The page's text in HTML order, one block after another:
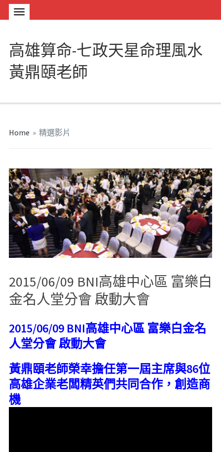
高雄算命-七政天星命理風水
黃鼎頤老師
Home » 精選影片
2015/06/09 BNI高雄中心區 富樂白
金名人堂分會 啟動大會
2015/06/09 BNI高雄中心區 富樂白金名
人堂分會 啟動大會
黃鼎頤老師榮幸擔任第一屆主席與86位
高雄企業老闆精英們共同合作，創造商
機